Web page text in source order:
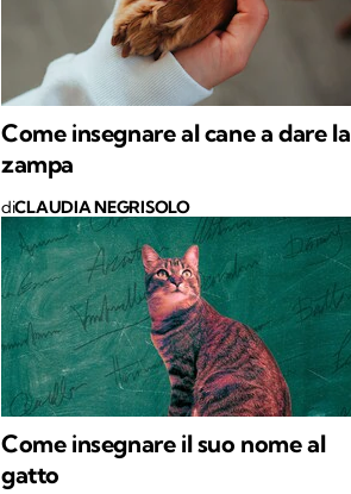
Come insegnare al cane a dare la
zampa
diCLAUDIA NEGRISOLO
Come insegnare il suo nome al
gatto